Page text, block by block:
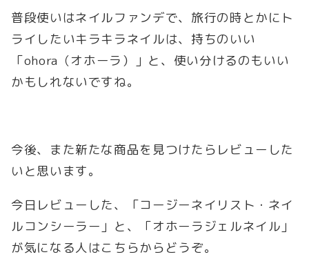
普段使いはネイルファンデで、旅行の時とかにト
ライしたいキラキラネイルは、持ちのいい
「ohora（オホーラ）」と、使い分けるのもいい
かもしれないですね。
今後、また新たな商品を見つけたらレビューした
いと思います。
今日レビューした、「コージーネイリスト・ネイ
ルコンシーラー」と、「オホーラジェルネイル」
が気になる人はこちらからどうぞ。